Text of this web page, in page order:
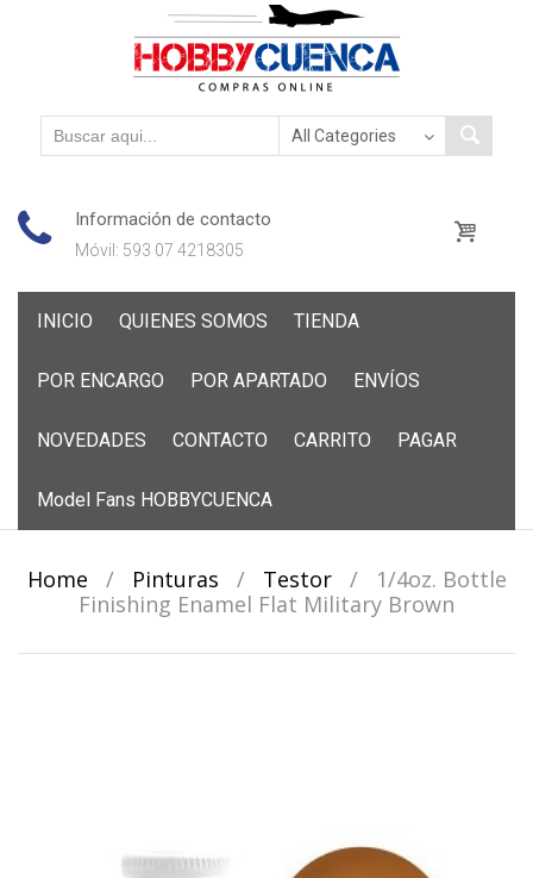
Información de contacto
Móvil: 593 07 4218305
INICIO QUIENES SOMOS TIENDA
POR ENCARGO POR APARTADO ENVÍOS
NOVEDADES CONTACTO CARRITO PAGAR
Model Fans HOBBYCUENCA
Home / Pinturas / Testor /
1/4oz. Bottle
Finishing Enamel Flat Military Brown